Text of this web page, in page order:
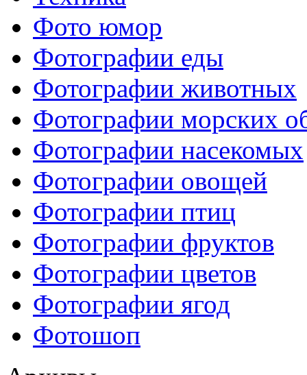
Фото юмор
Фотографии еды
Фотографии животных
Фотографии морских
Фотографии насекомых
Фотографии овощей
Фотографии птиц
Фотографии фруктов
Фотографии цветов
Фотографии ягод
Фотошоп